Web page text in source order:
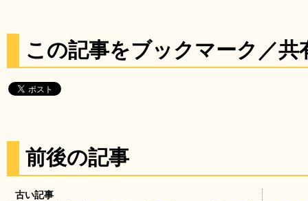
この記事をブックマーク／共
前後の記事
古い記事